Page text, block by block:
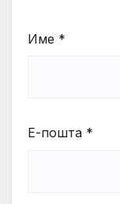
Име *
Е-пошта *